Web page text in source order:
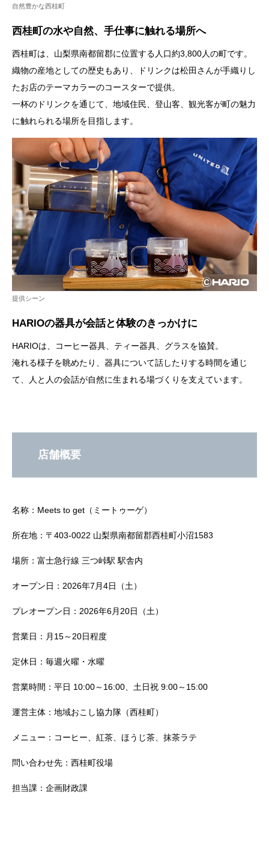
自然豊かな西桂町
西桂町の水や自然、手仕事に触れる場所へ
西桂町は、山梨県南都留郡に位置する人口約3,800人の町です。
織物の産地としての歴史もあり、ドリンクは松田さんが手織りし
たお店のテーマカラーのコースターで提供。
一杯のドリンクを通じて、地域住民、登山客、観光客が町の魅力
に触れられる場所を目指します。
提供シーン
HARIOの器具が会話と体験のきっかけに
HARIOは、コーヒー器具、ティー器具、グラスを協賛。
淹れる様子を眺めたり、器具について話したりする時間を通じ
て、人と人の会話が自然に生まれる場づくりを支えています。
店舗概要
名称：Meets to get（ミートゥーゲ）
所在地：〒403-0022 山梨県南都留郡西桂町小沼1583
場所：富士急行線 三つ峠駅 駅舎内
オープン日：2026年7月4日（土）
プレオープン日：2026年6月20日（土）
営業日：月15～20日程度
定休日：毎週火曜・水曜
営業時間：平日 10:00～16:00、土日祝 9:00～15:00
運営主体：地域おこし協力隊（西桂町）
メニュー：コーヒー、紅茶、ほうじ茶、抹茶ラテ
問い合わせ先：西桂町役場
担当課：企画財政課